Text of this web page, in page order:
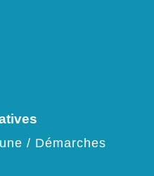
/ Démarches